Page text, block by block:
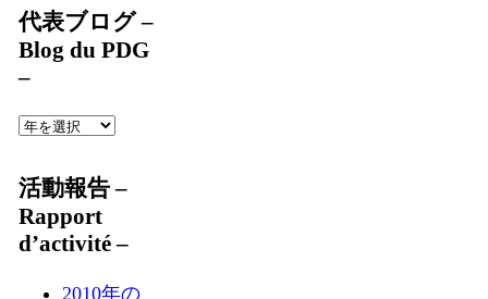
代表ブログ –
Blog du PDG
–
活動報告 –
Rapport
d’activité –
2010年の